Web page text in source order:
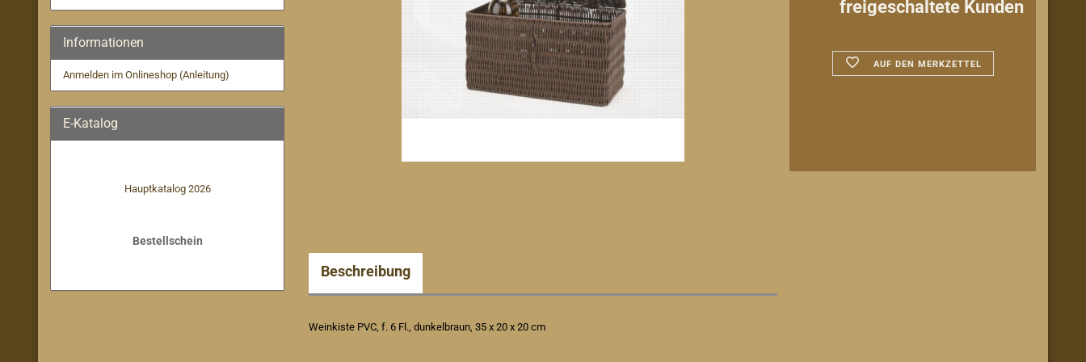
freigeschaltete Kunden
AUF DEN MERKZETTEL
Beschreibung
Weinkiste PVC, f. 6 Fl., dunkelbraun, 35 x 20 x 20 cm
Informationen
Anmelden im Onlineshop (Anleitung)
E-Katalog
Hauptkatalog 2026
Bestellschein